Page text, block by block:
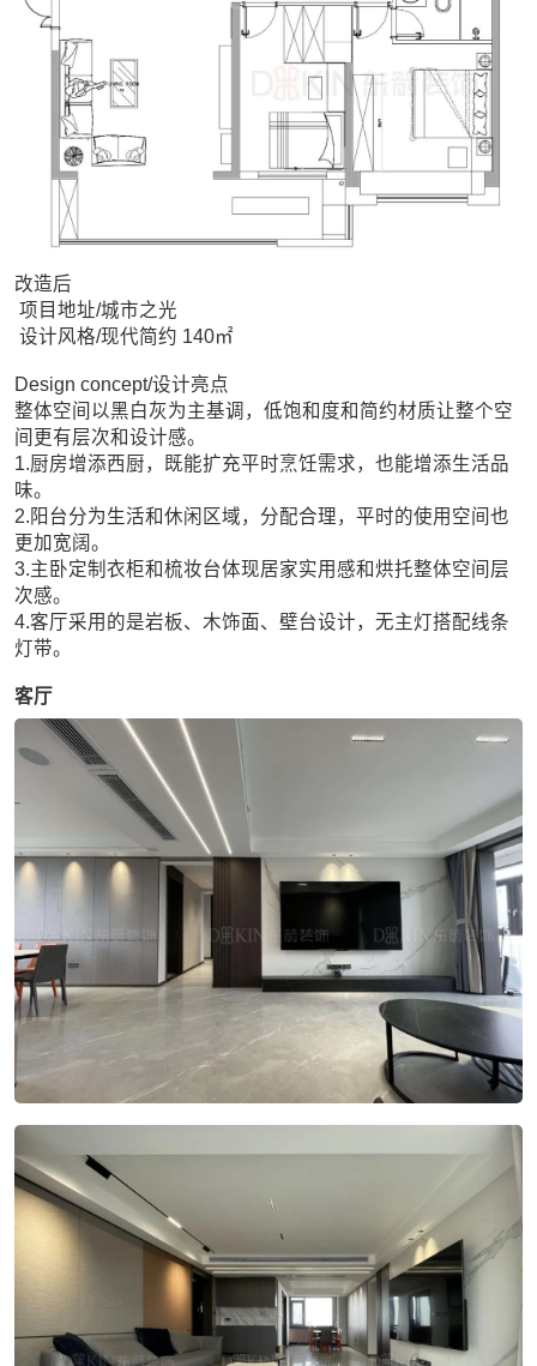
改造后
项目地址/城市之光
设计风格/现代简约 140㎡
Design concept/设计亮点
整体空间以黑白灰为主基调，低饱和度和简约材质让整个空
间更有层次和设计感。
1.厨房增添西厨，既能扩充平时烹饪需求，也能增添生活品
味。
2.阳台分为生活和休闲区域，分配合理，平时的使用空间也
更加宽阔。
3.主卧定制衣柜和梳妆台体现居家实用感和烘托整体空间层
次感。
4.客厅采用的是岩板、木饰面、壁台设计，无主灯搭配线条
灯带。
客厅